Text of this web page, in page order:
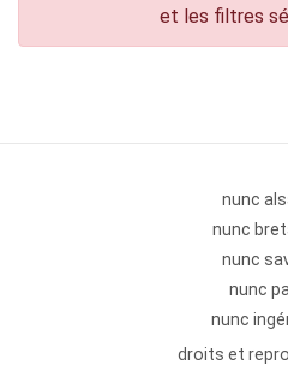
et les filtres
nunc
nunc
nunc
nunc
nunc
droits et